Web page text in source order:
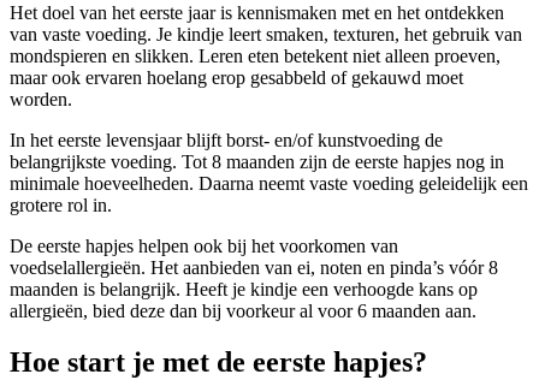
Het doel van het eerste jaar is kennismaken met en het ontdekken
van vaste voeding. Je kindje leert smaken, texturen, het gebruik van
mondspieren en slikken. Leren eten betekent niet alleen proeven,
maar ook ervaren hoelang erop gesabbeld of gekauwd moet
worden.
In het eerste levensjaar blijft borst- en/of kunstvoeding de
belangrijkste voeding. Tot 8 maanden zijn de eerste hapjes nog in
minimale hoeveelheden. Daarna neemt vaste voeding geleidelijk een
grotere rol in.
De eerste hapjes helpen ook bij het voorkomen van
voedselallergieën. Het aanbieden van ei, noten en pinda’s vóór 8
maanden is belangrijk. Heeft je kindje een verhoogde kans op
allergieën, bied deze dan bij voorkeur al voor 6 maanden aan.
Hoe start je met de eerste hapjes?